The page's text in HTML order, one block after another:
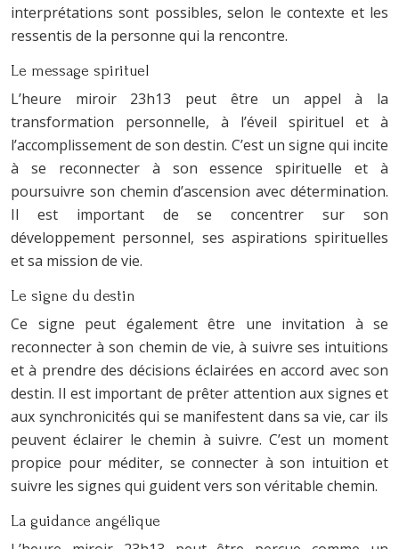
interprétations sont possibles, selon le contexte et les
ressentis de la personne qui la rencontre.
Le message spirituel
L’heure miroir 23h13 peut être un appel à la
transformation personnelle, à l’éveil spirituel et à
l’accomplissement de son destin. C’est un signe qui incite
à se reconnecter à son essence spirituelle et à
poursuivre son chemin d’ascension avec détermination.
Il est important de se concentrer sur son
développement personnel, ses aspirations spirituelles
et sa mission de vie.
Le signe du destin
Ce signe peut également être une invitation à se
reconnecter à son chemin de vie, à suivre ses intuitions
et à prendre des décisions éclairées en accord avec son
destin. Il est important de prêter attention aux signes et
aux synchronicités qui se manifestent dans sa vie, car ils
peuvent éclairer le chemin à suivre. C’est un moment
propice pour méditer, se connecter à son intuition et
suivre les signes qui guident vers son véritable chemin.
La guidance angélique